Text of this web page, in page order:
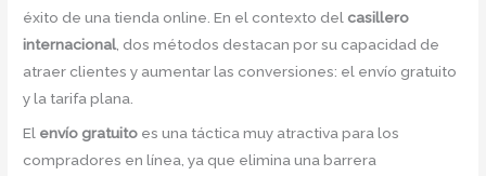
éxito de una tienda online. En el contexto del casillero
internacional , dos métodos destacan por su capacidad de
atraer clientes y aumentar las conversiones: el envío gratuito
y la tarifa plana.
El envío gratuito es una táctica muy atractiva para los
compradores en línea, ya que elimina una barrera